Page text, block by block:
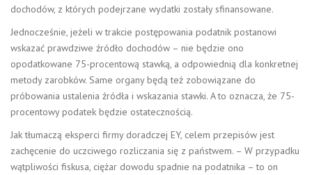
dochodów, z których podejrzane wydatki zostały sfinansowane.
Jednocześnie, jeżeli w trakcie postępowania podatnik postanowi
wskazać prawdziwe źródło dochodów – nie będzie ono
opodatkowane 75-procentową stawką, a odpowiednią dla konkretnej
metody zarobków. Same organy będą też zobowiązane do
próbowania ustalenia źródła i wskazania stawki. A to oznacza, że 75-
procentowy podatek będzie ostatecznością.
Jak tłumaczą eksperci firmy doradczej EY, celem przepisów jest
zachęcenie do uczciwego rozliczania się z państwem. – W przypadku
wątpliwości fiskusa, ciężar dowodu spadnie na podatnika – to on